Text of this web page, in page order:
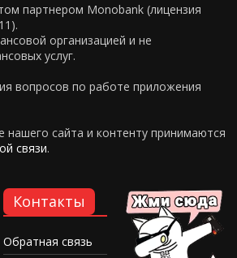
партнером Monobank (лицензия
организацией и не
услуг.
вопросов по работе приложения
нашего сайта и контенту принимаются
связи.
Контакты
Обратная связь